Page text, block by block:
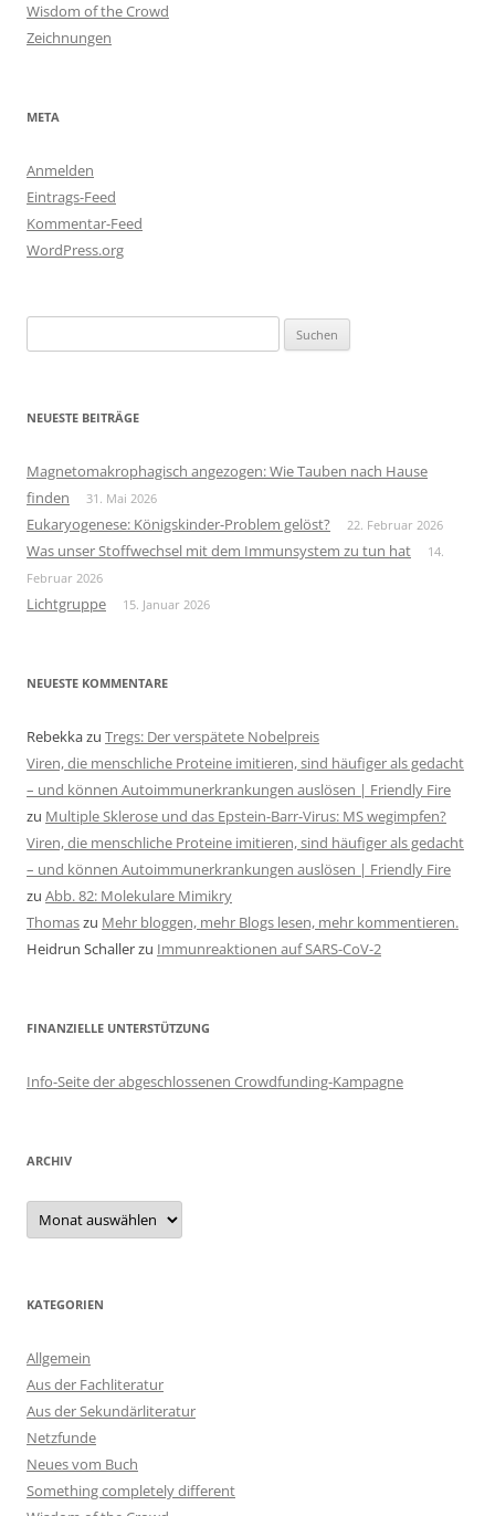
Wisdom of the Crowd
Zeichnungen
META
Anmelden
Eintrags-Feed
Kommentar-Feed
WordPress.org
nach:
NEUESTE BEITRÄGE
Magnetomakrophagisch angezogen: Wie Tauben nach Hause
finden
31. Mai 2026
Eukaryogenese: Königskinder-Problem gelöst? 22. Februar 2026
Was unser Stoffwechsel mit dem Immunsystem zu tun hat
14.
Februar 2026
Lichtgruppe 15. Januar 2026
NEUESTE KOMMENTARE
Rebekkazu Tregs: Der verspätete Nobelpreis
Viren, die menschliche Proteine imitieren, sind häufiger als gedacht
– und können Autoimmunerkrankungen auslösen | Friendly Fire
zu Multiple Sklerose und das Epstein-Barr-Virus: MS wegimpfen?
Viren, die menschliche Proteine imitieren, sind häufiger als gedacht
– und können Autoimmunerkrankungen auslösen | Friendly Fire
zu Abb. 82: Molekulare Mimikry
Thomaszu Mehr bloggen, mehr Blogs lesen, mehr kommentieren.
Heidrun Schallerzu Immunreaktionen auf SARS-CoV-2
FINANZIELLE UNTERSTÜTZUNG
Info-Seite der abgeschlossenen Crowdfunding-Kampagne
ARCHIV
Archiv
KATEGORIEN
Allgemein
Aus der Fachliteratur
Aus der Sekundärliteratur
Netzfunde
Neues vom Buch
Something completely different